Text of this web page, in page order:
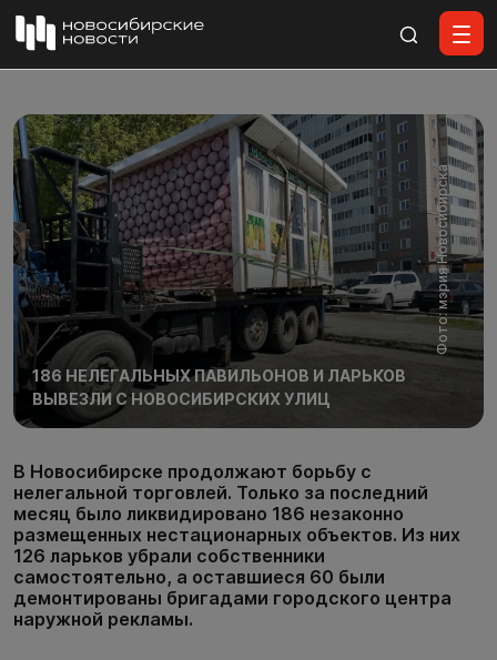
Фото: мэрия Новосибирска
186 НЕЛЕГАЛЬНЫХ ПАВИЛЬОНОВ И ЛАРЬКОВ
ВЫВЕЗЛИ С НОВОСИБИРСКИХ УЛИЦ
В Новосибирске продолжают борьбу с
нелегальной торговлей. Только за последний
месяц было ликвидировано 186 незаконно
размещенных нестационарных объектов. Из них
126 ларьков убрали собственники
самостоятельно, а оставшиеся 60 были
демонтированы бригадами городского центра
наружной рекламы.